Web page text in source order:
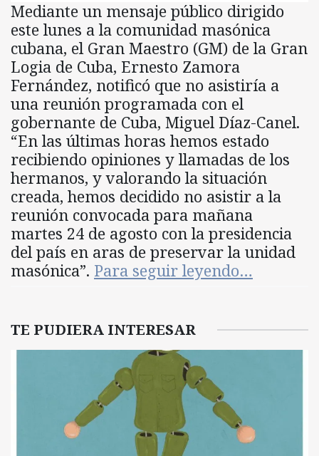
Mediante un mensaje público dirigido
este lunes a la comunidad masónica
cubana, el Gran Maestro (GM) de la Gran
Logia de Cuba, Ernesto Zamora
Fernández, notificó que no asistiría a
una reunión programada con el
gobernante de Cuba, Miguel Díaz-Canel.
“En las últimas horas hemos estado
recibiendo opiniones y llamadas de los
hermanos, y valorando la situación
creada, hemos decidido no asistir a la
reunión convocada para mañana
martes 24 de agosto con la presidencia
del país en aras de preservar la unidad
masónica”. Para seguir leyendo…
TE PUDIERA INTERESAR